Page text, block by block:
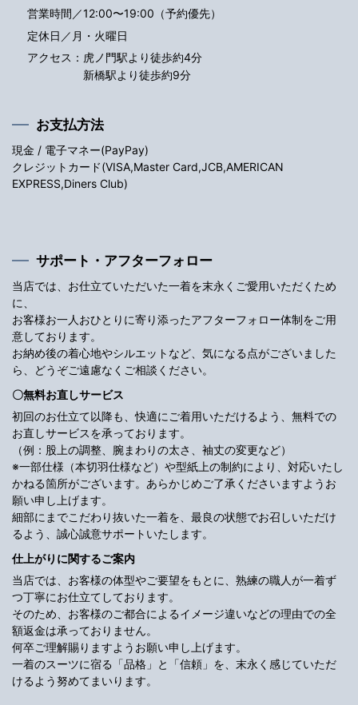
営業時間／12:00〜19:00（予約優先）
定休日／月・火曜日
アクセス： 虎ノ門駅より徒歩約4分
新橋駅より徒歩約9分
お支払方法
現金 / 電子マネー(PayPay)
クレジットカード(VISA,Master Card,JCB,AMERICAN
EXPRESS,Diners Club)
サポート・アフターフォロー
当店では、お仕立ていただいた一着を末永くご愛用いただくため
に、
お客様お一人おひとりに寄り添ったアフターフォロー体制をご用
意しております。
お納め後の着心地やシルエットなど、気になる点がございました
ら、どうぞご遠慮なくご相談ください。
〇無料お直しサービス
初回のお仕立て以降も、快適にご着用いただけるよう、無料での
お直しサービスを承っております。
（例：股上の調整、腕まわりの太さ、袖丈の変更など）
※一部仕様（本切羽仕様など）や型紙上の制約により、対応いたし
かねる箇所がございます。あらかじめご了承くださいますようお
願い申し上げます。
細部にまでこだわり抜いた一着を、最良の状態でお召しいただけ
るよう、誠心誠意サポートいたします。
仕上がりに関するご案内
当店では、お客様の体型やご要望をもとに、熟練の職人が一着ず
つ丁寧にお仕立てしております。
そのため、お客様のご都合によるイメージ違いなどの理由での全
額返金は承っておりません。
何卒ご理解賜りますようお願い申し上げます。
一着のスーツに宿る「品格」と「信頼」を、末永く感じていただ
けるよう努めてまいります。